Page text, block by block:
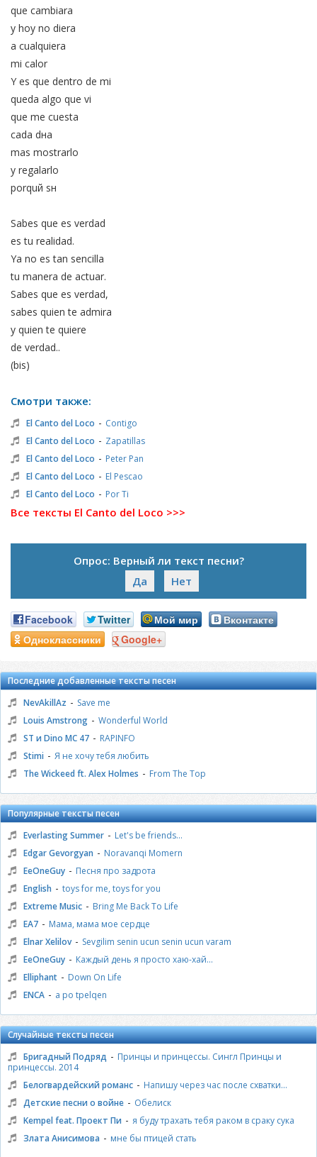
que cambiara
y hoy no diera
a cualquiera
mi calor
Y es que dentro de mi
queda algo que vi
que me cuesta
cada dнa
mas mostrarlo
y regalarlo
porquй sн
Sabes que es verdad
es tu realidad.
Ya no es tan sencilla
tu manera de actuar.
Sabes que es verdad,
sabes quien te admira
y quien te quiere
de verdad..
(bis)
Смотри также:
El Canto del Loco - Contigo
El Canto del Loco - Zapatillas
El Canto del Loco - Peter Pan
El Canto del Loco - El Pescao
El Canto del Loco - Por Ti
Все тексты El Canto del Loco >>>
Опрос: Верный ли текст песни?
Да
Нет
Facebook Twitter Мой мир
Вконтакте
Одноклассники
Google+
Последние добавленные тексты песен
NevAkillAz - Save me
Louis Amstrong - Wonderful World
ST и Dino MC 47 - RAPINFO
Stimi - Я не хочу тебя любить
The Wickeed ft. Alex Holmes - From The Top
Популярные тексты песен
Everlasting Summer - Let's be friends...
Edgar Gevorgyan - Noravanqi Momern
EeOneGuy - Песня про задрота
English - toys for me, toys for you
Extreme Music - Bring Me Back To Life
EA7 - Мама, мама мое сердце
Elnar Xelilov - Sevgilim senin ucun senin ucun varam
EeOneGuy - Каждый день я просто хаю-хай...
Elliphant - Down On Life
ENCA - a po tpelqen
Случайные тексты песен
Бригадный Подряд - Принцы и принцессы. Сингл Принцы и
принцессы. 2014
Белогвардейский романс - Напишу через час после схватки...
Детские песни о войне - Обелиск
Kempel feat. Проект Пи - я буду трахать тебя раком в сраку сука
Злата Анисимова - мне бы птицей стать